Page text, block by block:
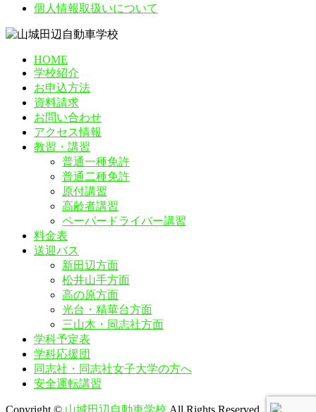
個人情報取扱いについて
HOME
学校紹介
お申込方法
資料請求
お問い合わせ
アクセス情報
教習・講習
普通一種免許
普通二種免許
原付講習
高齢者講習
ペーパードライバー講習
料金表
送迎バス
新田辺方面
松井山手方面
高の原方面
光台・精華台方面
三山木・同志社方面
学科予定表
学科応援団
同志社・同志社女子大学の方へ
安全運転講習
Copyright © 山城田辺自動車学校 All Rights Reserved.